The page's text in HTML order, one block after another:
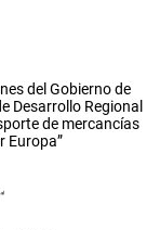
del Gobierno de
Desarrollo Regional
de mercancías
Europa”